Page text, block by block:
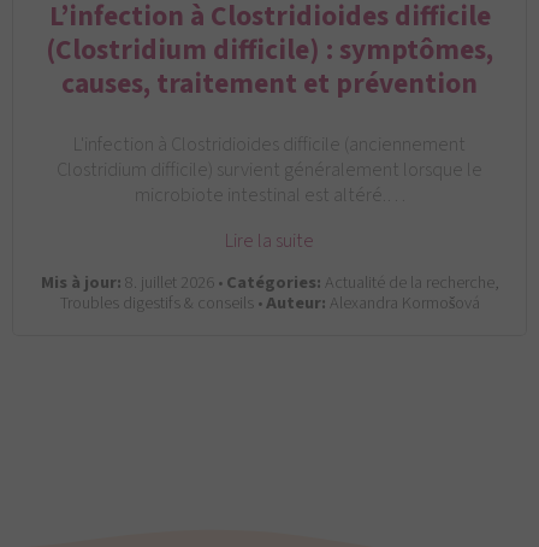
L’infection à Clostridioides difficile
(Clostridium difficile) : symptômes,
causes, traitement et prévention
L'infection à Clostridioides difficile (anciennement
Clostridium difficile) survient généralement lorsque le
microbiote intestinal est altéré.…
Lire la suite
Mis à jour:8. juillet 2026 •Catégories: Actualité de la recherche,
Troubles digestifs & conseils •Auteur: Alexandra Kormošová